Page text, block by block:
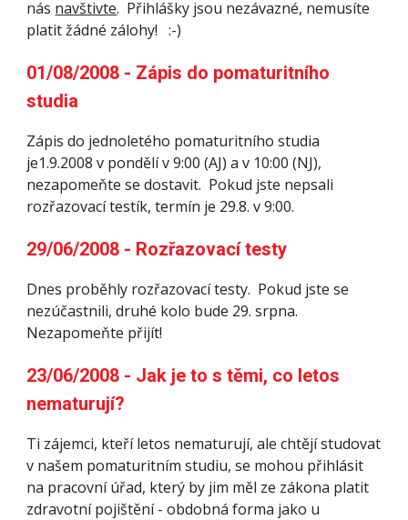
nás navštivte.  Přihlášky jsou nezávazné, nemusíte
platit žádné zálohy!   :-)
01/08/2008 - Zápis do pomaturitního
studia
Zápis do jednoletého pomaturitního studia
je1.9.2008 v pondělí v 9:00 (AJ) a v 10:00 (NJ),
nezapomeňte se dostavit.  Pokud jste nepsali
rozřazovací testík, termín je 29.8. v 9:00.
29/06/2008 - Rozřazovací testy
Dnes proběhly rozřazovací testy.  Pokud jste se
nezúčastnili, druhé kolo bude 29. srpna.
Nezapomeňte přijít!
23/06/2008 - Jak je to s těmi, co letos
nematurují?
Ti zájemci, kteří letos nematurují, ale chtějí studovat
v našem pomaturitním studiu, se mohou přihlásit
na pracovní úřad, který by jim měl ze zákona platit
zdravotní pojištění - obdobná forma jako u